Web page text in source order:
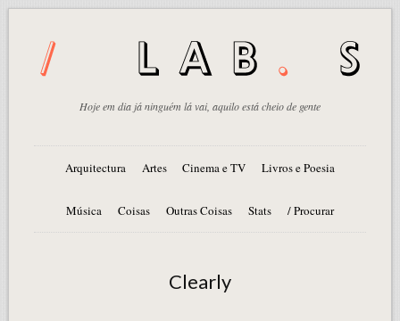
Hoje em dia já ninguém lá vai, aquilo está cheio de gente
Arquitectura Artes Cinema e TV Livros e Poesia
Música Coisas Outras Coisas Stats / Procurar
Clearly